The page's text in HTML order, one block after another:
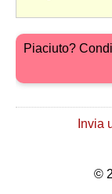
Piaciuto?
Invia
©